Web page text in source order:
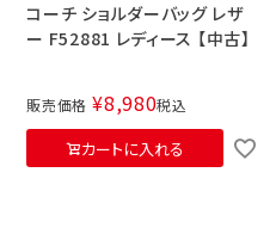
コーチ ショルダーバッグ レザ
ー F52881 レディース 【中古】
販売価格 ¥8,980税込
カートに入れる